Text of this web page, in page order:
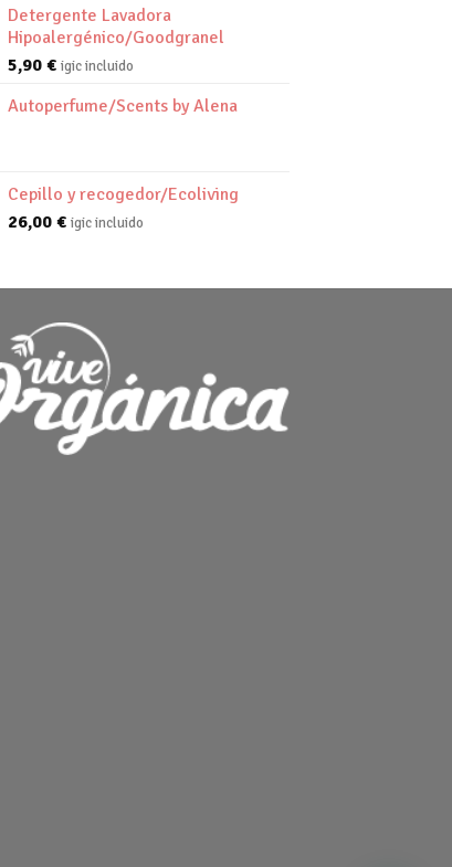
Detergente Lavadora
Hipoalergénico/Goodgranel
5,90 € igic incluido
Autoperfume/Scents by Alena
Cepillo y recogedor/Ecoliving
26,00 € igic incluido